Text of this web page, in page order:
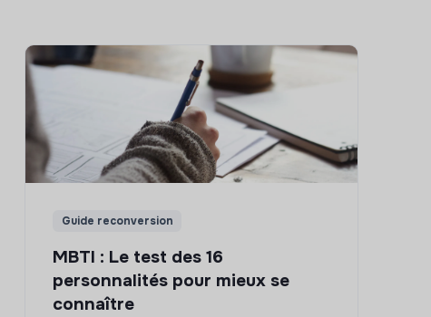
Guide reconversion
MBTI : Le test des 16
personnalités pour mieux se
connaître